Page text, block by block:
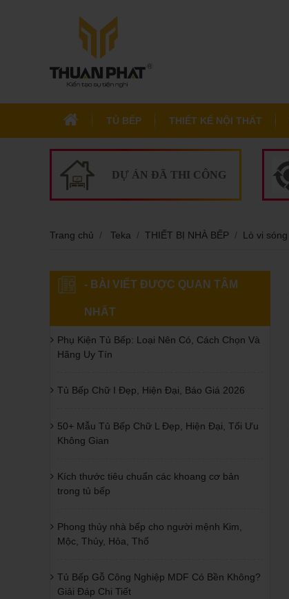
TỦ BẾP THIẾT KẾ NỘI THẤT
DỰ ÁN ĐÃ THI CÔNG
Trang chủ Teka THIẾT BỊ NHÀ BẾP Lò vi sóng
- BÀI VIẾT ĐƯỢC QUAN TÂM
NHẤT
Phụ Kiện Tủ Bếp: Loại Nên Có, Cách Chọn Và
Hãng Uy Tín
Tủ Bếp Chữ I Đẹp, Hiện Đại, Báo Giá 2026
50+ Mẫu Tủ Bếp Chữ L Đẹp, Hiện Đại, Tối Ưu
Không Gian
Kích thước tiêu chuẩn các khoang cơ bản
trong tủ bếp
Phong thủy nhà bếp cho người mệnh Kim,
Mộc, Thủy, Hỏa, Thổ
Tủ Bếp Gỗ Công Nghiệp MDF Có Bền Không?
Giải Đáp Chi Tiết